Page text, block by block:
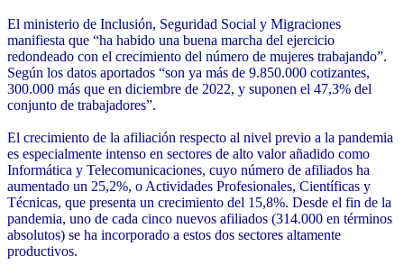
El ministerio de Inclusión, Seguridad Social y Migraciones
manifiesta que “ha habido una buena marcha del ejercicio
redondeado con el crecimiento del número de mujeres trabajando”.
Según los datos aportados “son ya más de 9.850.000 cotizantes,
300.000 más que en diciembre de 2022, y suponen el 47,3% del
conjunto de trabajadores”.
El crecimiento de la afiliación respecto al nivel previo a la pandemia
es especialmente intenso en sectores de alto valor añadido como
Informática y Telecomunicaciones, cuyo número de afiliados ha
aumentado un 25,2%, o Actividades Profesionales, Científicas y
Técnicas, que presenta un crecimiento del 15,8%. Desde el fin de la
pandemia, uno de cada cinco nuevos afiliados (314.000 en términos
absolutos) se ha incorporado a estos dos sectores altamente
productivos.